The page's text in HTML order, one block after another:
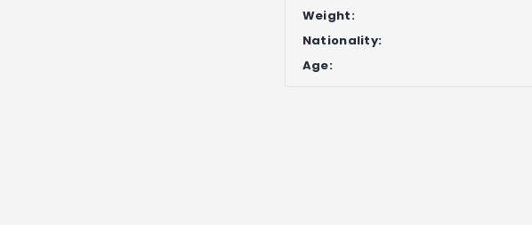
Weight:
Nationality:
Age: